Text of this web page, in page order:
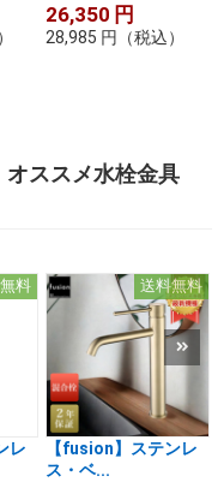
26,350 円
28,985 円 （税込）
ススメ水栓金具
料
レ
送料無料
【fusion】ステンレ
ス・ベ...